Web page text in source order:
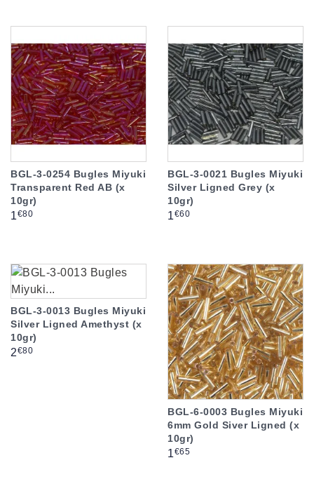
BGL-3-0254 Bugles Miyuki
Transparent Red AB (x
10gr)
Prix
1€80
BGL-3-0021 Bugles Miyuki
Silver Ligned Grey (x
10gr)
Prix
1€60
BGL-3-0013 Bugles Miyuki
Silver Ligned Amethyst (x
10gr)
Prix
2€80
BGL-6-0003 Bugles Miyuki
6mm Gold Siver Ligned (x
10gr)
Prix
1€65